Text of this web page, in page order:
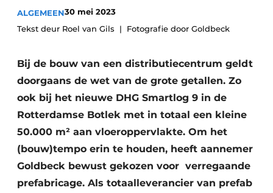
Privacy / Cookie statement
Vacature aanmelden
ALGEMEEN30 mei 2023
Tekst deur Roel van Gils
Fotografie door Goldbeck
Bij de bouw van een distributiecentrum geldt
doorgaans de wet van de grote getallen. Zo
ook bij het nieuwe DHG Smartlog 9 in de
Rotterdamse Botlek met in totaal een kleine
50.000 m² aan vloeroppervlakte. Om het
(bouw)tempo erin te houden, heeft aannemer
Goldbeck bewust gekozen voor verregaande
prefabricage. Als totaalleverancier van prefab